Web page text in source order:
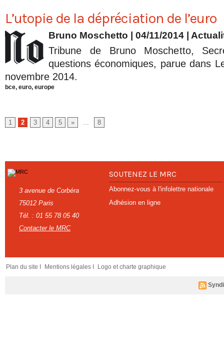
L’utopie de la dépréciation de l’euro
Bruno Moschetto | 04/11/2014
Tribune de Bruno Moschetto,
questions économiques, parue dans
novembre 2014.
bce, euro, europe
1 2 3 4 5 » ... 8
3 avenue de Corbéra
75012 Paris
Tél. : 01 55 78 05 40
Contacter le MRC
SOUTENEZ LE MRC
Abonnez-vous à l'infolettre nationale
Adhésion en ligne
Plan du site I Mentions légales I Logo et charte graphique